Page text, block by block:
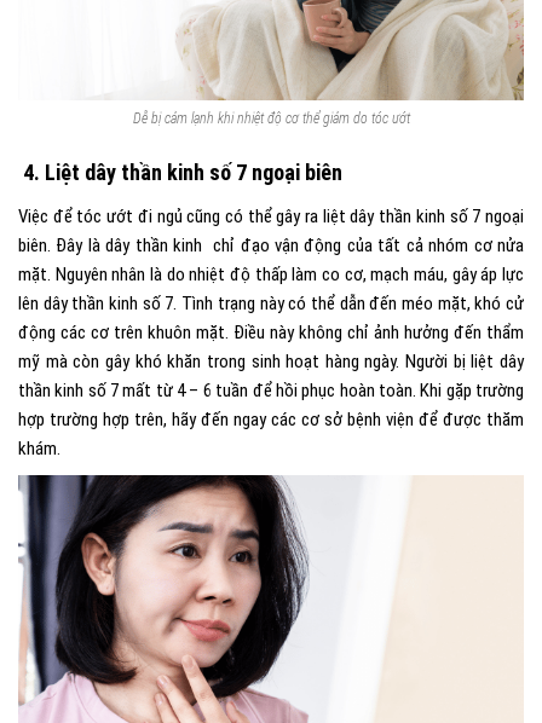
Dễ bị cảm lạnh khi nhiệt độ cơ thể giảm do tóc ướt
4. Liệt dây thần kinh số 7 ngoại biên
Việc để tóc ướt đi ngủ cũng có thể gây ra liệt dây thần kinh số 7 ngoại
biên. Đây là dây thần kinh chỉ đạo vận động của tất cả nhóm cơ nửa
mặt. Nguyên nhân là do nhiệt độ thấp làm co cơ, mạch máu, gây áp lực
lên dây thần kinh số 7. Tình trạng này có thể dẫn đến méo mặt, khó cử
động các cơ trên khuôn mặt. Điều này không chỉ ảnh hưởng đến thẩm
mỹ mà còn gây khó khăn trong sinh hoạt hàng ngày. Người bị liệt dây
thần kinh số 7 mất từ 4 – 6 tuần để hồi phục hoàn toàn. Khi gặp trường
hợp trường hợp trên, hãy đến ngay các cơ sở bệnh viện để được thăm
khám.